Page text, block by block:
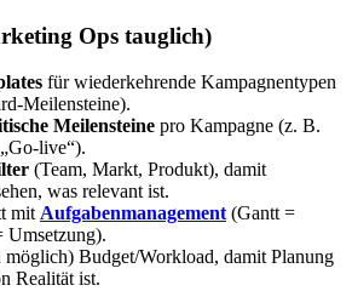
Ops tauglich)
für wiederkehrende Kampagnentypen
Meilensteine).
Meilensteine pro Kampagne (z. B.
live“).
(Team, Markt, Produkt), damit
was relevant ist.
mit Aufgabenmanagement (Gantt =
Umsetzung).
Budget/Workload, damit Planung
Realität ist.